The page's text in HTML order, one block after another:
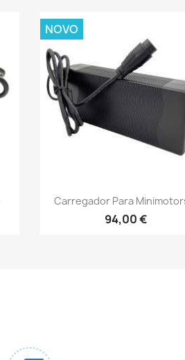
Vista rápida
Carregador Para
94,00 €
NOVO